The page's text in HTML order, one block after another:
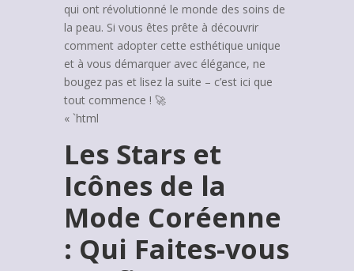
qui ont révolutionné le monde des soins de
la peau. Si vous êtes prête à découvrir
comment adopter cette esthétique unique
et à vous démarquer avec élégance, ne
bougez pas et lisez la suite – c’est ici que
tout commence ! 🚀
« `html
Les Stars et
Icônes de la
Mode Coréenne
: Qui Faites-vous